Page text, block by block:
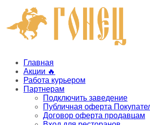
Главная
Акции 🔥
Работа курьером
Партнерам
Подключить заведение
Публичная оферта
Договор оферта продавцам